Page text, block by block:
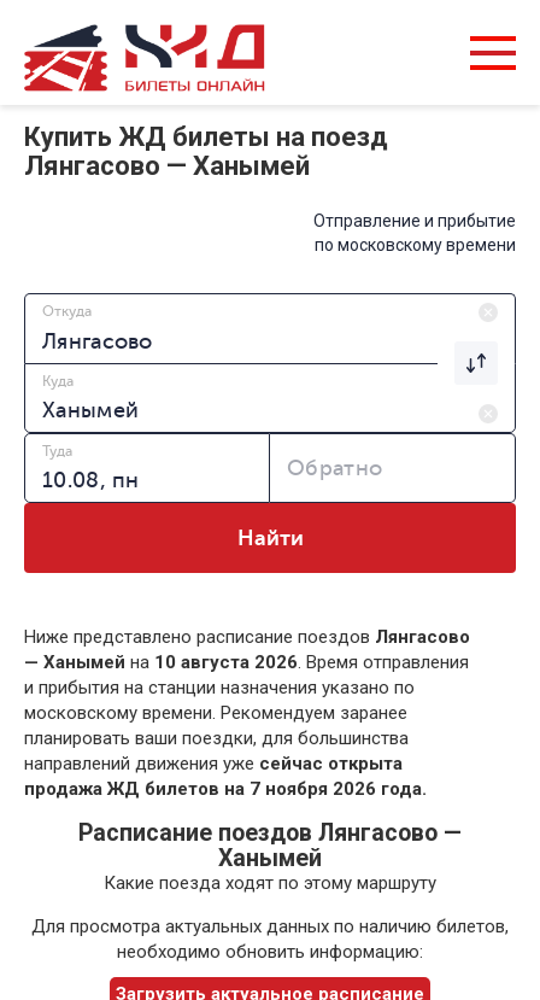
Купить ЖД билеты на поезд
Лянгасово — Ханымей
Отправление и прибытие
по московскому времени
Откуда
Куда
Туда
Обратно
Найти
Ниже представлено расписание поездов Лянгасово
— Ханымей на 10 августа 2026. Время отправления
и прибытия на станции назначения указано по
московскому времени. Рекомендуем заранее
планировать ваши поездки, для большинства
направлений движения уже сейчас открыта
продажа ЖД билетов на 7 ноября 2026 года.
Расписание поездов Лянгасово —
Ханымей
Какие поезда ходят по этому маршруту
Для просмотра актуальных данных по наличию билетов,
необходимо обновить информацию:
Загрузить актуальное расписание